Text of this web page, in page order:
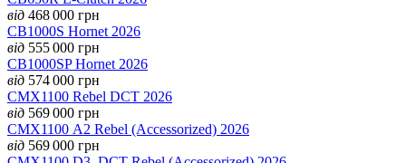
від 468 000 грн
CB1000S Hornet 2026
від 555 000 грн
CB1000SP Hornet 2026
від 574 000 грн
CMX1100 Rebel DCT 2026
від 569 000 грн
CMX1100 А2 Rebel (Accessorized) 2026
від 569 000 грн